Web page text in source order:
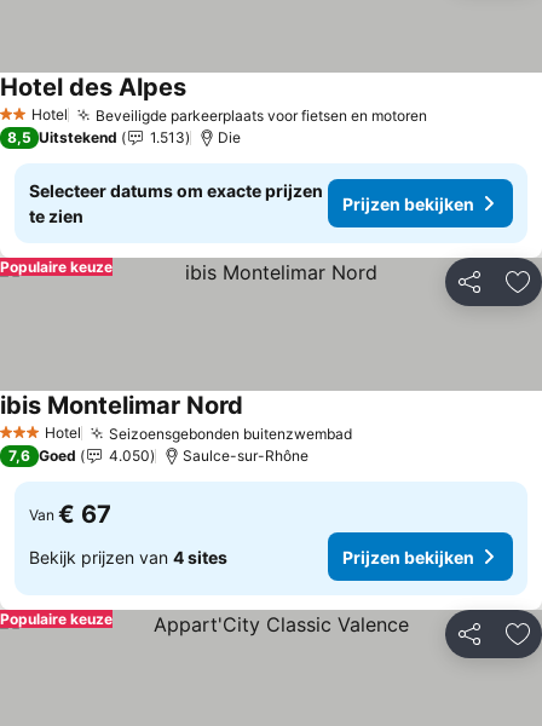
2 Sterren
Hotel Beveiligde parkeerplaats voor fietsen en motoren
Hotel des AlpesPrijzen bekijken
8,5 Uitstekend 1.513 Die
Selecteer datums om exacte prijzen
te zien
Prijzen bekijken
Delen
Populaire keuze
3 SterrenHotel Seizoensgebonden buitenzwembadPrijzen bekijken
ibis Montelimar Nord
7,6 Goed 4.050 Saulce-sur-Rhône
Van € 67
Bekijk prijzen van 4 sites Prijzen bekijken
Delen
Populaire keuze